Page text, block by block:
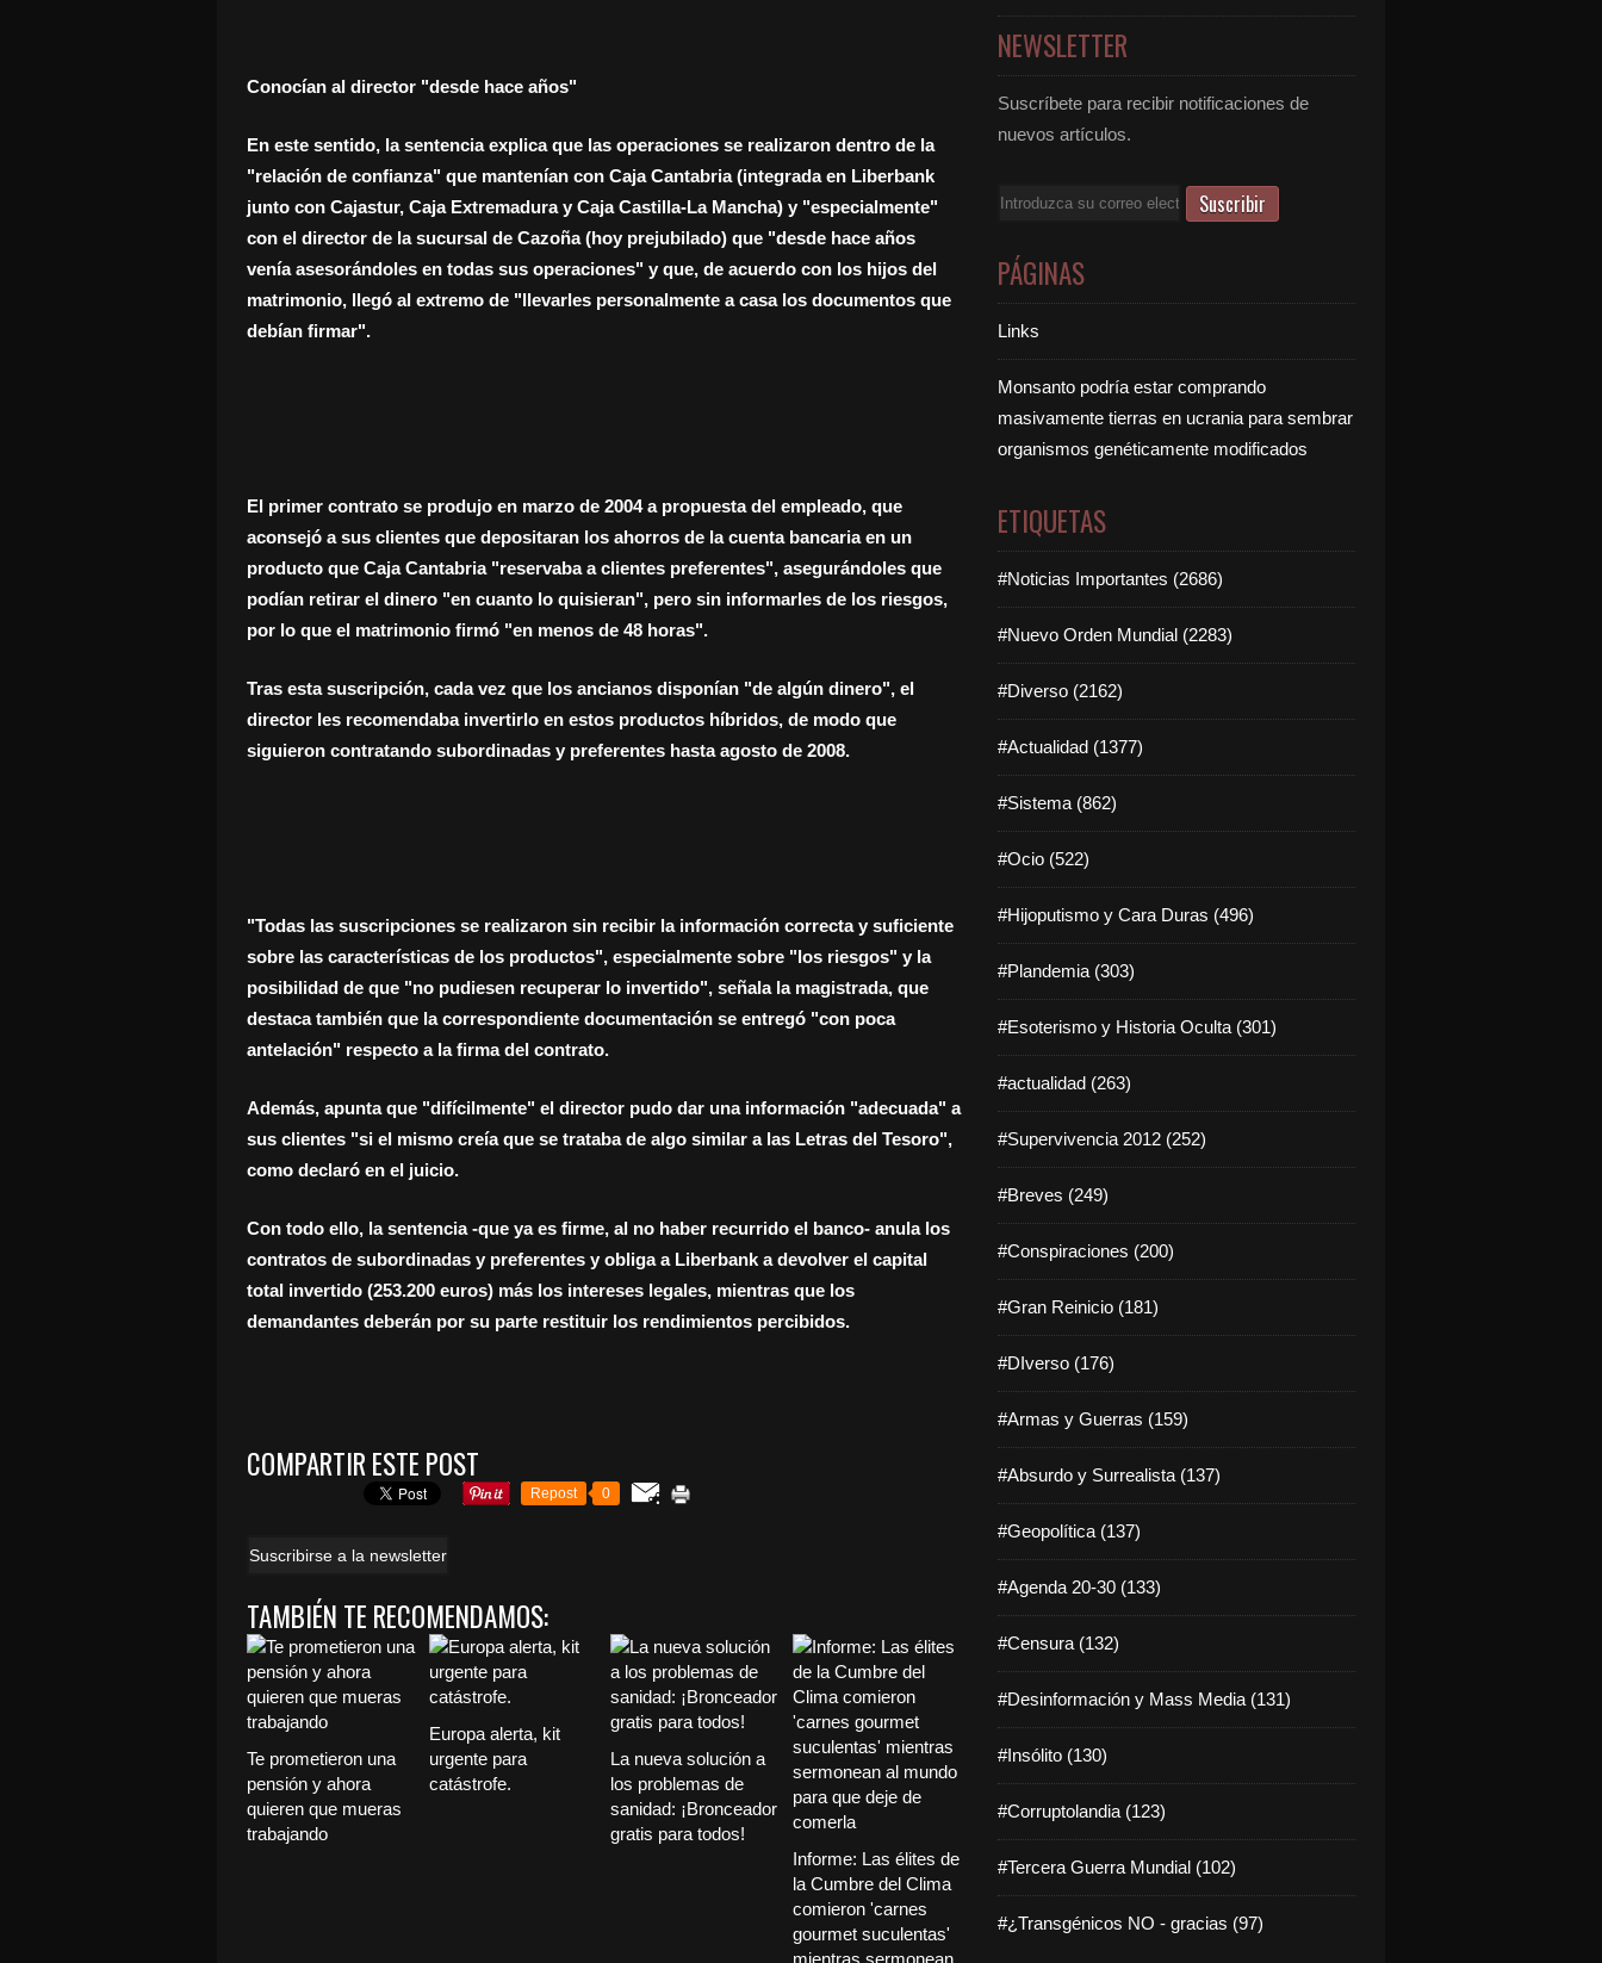
Conocían al director "desde hace años"
En este sentido, la sentencia explica que las operaciones se realizaron dentro de la
"relación de confianza" que mantenían con Caja Cantabria (integrada en Liberbank
junto con Cajastur, Caja Extremadura y Caja Castilla-La Mancha) y "especialmente"
con el director de la sucursal de Cazoña (hoy prejubilado) que "desde hace años
venía asesorándoles en todas sus operaciones" y que, de acuerdo con los hijos del
matrimonio, llegó al extremo de "llevarles personalmente a casa los documentos que
debían firmar".
El primer contrato se produjo en marzo de 2004 a propuesta del empleado, que
aconsejó a sus clientes que depositaran los ahorros de la cuenta bancaria en un
producto que Caja Cantabria "reservaba a clientes preferentes", asegurándoles que
podían retirar el dinero "en cuanto lo quisieran", pero sin informarles de los riesgos,
por lo que el matrimonio firmó "en menos de 48 horas".
Tras esta suscripción, cada vez que los ancianos disponían "de algún dinero", el
director les recomendaba invertirlo en estos productos híbridos, de modo que
siguieron contratando subordinadas y preferentes hasta agosto de 2008.
"Todas las suscripciones se realizaron sin recibir la información correcta y suficiente
sobre las características de los productos", especialmente sobre "los riesgos" y la
posibilidad de que "no pudiesen recuperar lo invertido", señala la magistrada, que
destaca también que la correspondiente documentación se entregó "con poca
antelación" respecto a la firma del contrato.
Además, apunta que "difícilmente" el director pudo dar una información "adecuada" a
sus clientes "si el mismo creía que se trataba de algo similar a las Letras del Tesoro",
como declaró en el juicio.
Con todo ello, la sentencia -que ya es firme, al no haber recurrido el banco- anula los
contratos de subordinadas y preferentes y obliga a Liberbank a devolver el capital
total invertido (253.200 euros) más los intereses legales, mientras que los
demandantes deberán por su parte restituir los rendimientos percibidos.
COMPARTIR ESTE POST
Repost 0
Suscribirse a la newsletter
TAMBIÉN TE RECOMENDAMOS:
Te prometieron una
pensión y ahora
quieren que mueras
trabajando
Europa alerta, kit
urgente para
catástrofe.
La nueva solución a
los problemas de
sanidad: ¡Bronceador
gratis para todos!
Informe: Las élites de
la Cumbre del Clima
comieron 'carnes
gourmet suculentas'
mientras sermonean
NEWSLETTER
Suscríbete para recibir notificaciones de
nuevos artículos.
Email
PÁGINAS
Links
Monsanto podría estar comprando
masivamente tierras en ucrania para sembrar
organismos genéticamente modificados
ETIQUETAS
#Noticias Importantes (2686)
#Nuevo Orden Mundial (2283)
#Diverso (2162)
#Actualidad (1377)
#Sistema (862)
#Ocio (522)
#Hijoputismo y Cara Duras (496)
#Plandemia (303)
#Esoterismo y Historia Oculta (301)
#actualidad (263)
#Supervivencia 2012 (252)
#Breves (249)
#Conspiraciones (200)
#Gran Reinicio (181)
#DIverso (176)
#Armas y Guerras (159)
#Absurdo y Surrealista (137)
#Geopolítica (137)
#Agenda 20-30 (133)
#Censura (132)
#Desinformación y Mass Media (131)
#Insólito (130)
#Corruptolandia (123)
#Tercera Guerra Mundial (102)
#¿Transgénicos NO - gracias (97)